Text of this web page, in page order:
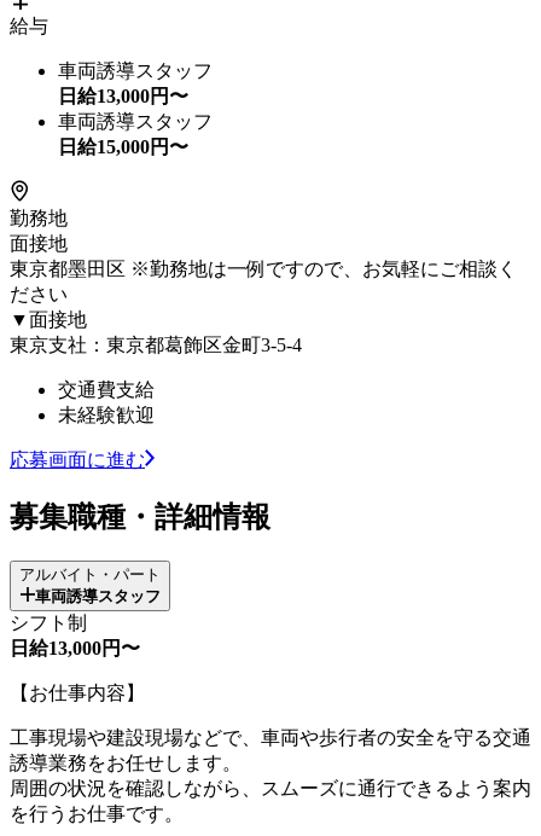
給与
車両誘導スタッフ
日給13,000円〜
車両誘導スタッフ
日給15,000円〜
勤務地
面接地
東京都墨田区 ※勤務地は一例ですので、お気軽にご相談く
ださい
▼面接地
東京支社：東京都葛飾区金町3-5-4
交通費支給
未経験歓迎
応募画面に進む
募集職種・詳細情報
アルバイト・パート
車両誘導スタッフ
シフト制
日給13,000円〜
【お仕事内容】
工事現場や建設現場などで、車両や歩行者の安全を守る交通
誘導業務をお任せします。
周囲の状況を確認しながら、スムーズに通行できるよう案内
を行うお仕事です。